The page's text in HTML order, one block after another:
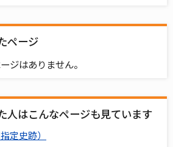
ページ
ジはありません。
人はこんなページも見ています
定史跡）